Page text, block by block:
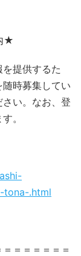
★
提供するた
時募集してい
い。なお、登
。
tona-.html
＝＝＝＝＝＝